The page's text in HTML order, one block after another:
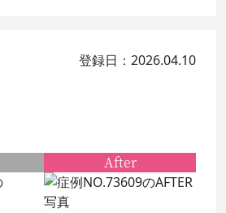
登録日：2026.04.10
After